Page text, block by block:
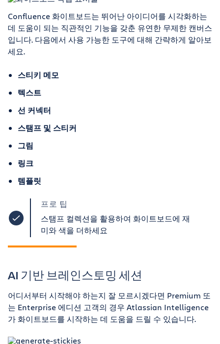
Confluence 화이트보드는 뛰어난 아이디어를 시각화하는
데 도움이 되는 직관적인 기능을 갖춘 유연한 무제한 캔버스
입니다. 다음에서 사용 가능한 도구에 대해 간략하게 알아보
세요.
스티키 메모
텍스트
선 커넥터
스탬프 및 스티커
그림
링크
템플릿
프로 팁
스탬프 컬렉션을 활용하여 화이트보드에 재
미와 색을 더하세요
AI 기반 브레인스토밍 세션
어디서부터 시작해야 하는지 잘 모르시겠다면 Premium 또
는 Enterprise 에디션 고객의 경우 Atlassian Intelligence
가 화이트보드를 시작하는 데 도움을 드릴 수 있습니다.